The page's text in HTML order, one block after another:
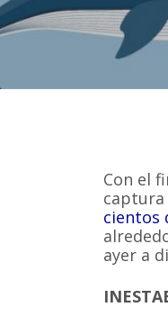
Con el
captura
cientos
ayer a